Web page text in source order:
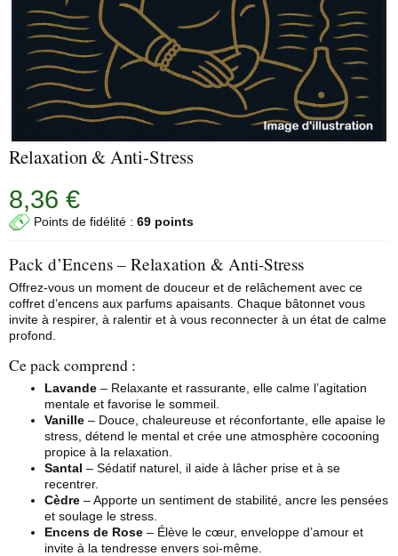
Relaxation & Anti-Stress
8,36 €
Points de fidélité : 69 points
Pack d’Encens – Relaxation & Anti-Stress
Offrez-vous un moment de douceur et de relâchement avec ce
coffret d’encens aux parfums apaisants. Chaque bâtonnet vous
invite à respirer, à ralentir et à vous reconnecter à un état de calme
profond.
Ce pack comprend :
Lavande – Relaxante et rassurante, elle calme l’agitation
mentale et favorise le sommeil.
Vanille – Douce, chaleureuse et réconfortante, elle apaise le
stress, détend le mental et crée une atmosphère cocooning
propice à la relaxation.
Santal – Sédatif naturel, il aide à lâcher prise et à se
recentrer.
Cèdre – Apporte un sentiment de stabilité, ancre les pensées
et soulage le stress.
Encens de Rose – Élève le cœur, enveloppe d’amour et
invite à la tendresse envers soi-même.